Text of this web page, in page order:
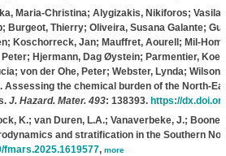
Maria-Christina; Alygizakis, Nikiforos;
Burgeot, Thierry; Oliveira, Susana Galante;
Koschorreck, Jan; Mauffret, Aourell; Mil-
Hjermann, Dag Øystein; Parmentier,
von der Ohe, Peter; Webster, Lynda;
Assessing the chemical burden of the North-
J. Hazard. Mater. 493: 138393. https://
K.; van Duren, L.A.; Vanaverbeke, J.; Boone,
and stratification in the Southern
fmars.2025.1619577, more